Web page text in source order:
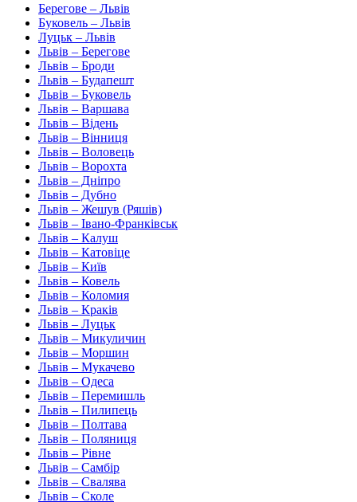
Берегове – Львів
Буковель – Львів
Луцьк – Львів
Львів – Берегове
Львів – Броди
Львів – Будапешт
Львів – Буковель
Львів – Варшава
Львів – Відень
Львів – Вінниця
Львів – Воловець
Львів – Ворохта
Львів – Дніпро
Львів – Дубно
Львів – Жешув (Ряшів)
Львів – Івано-Франківськ
Львів – Калуш
Львів – Катовіце
Львів – Київ
Львів – Ковель
Львів – Коломия
Львів – Краків
Львів – Луцьк
Львів – Микуличин
Львів – Моршин
Львів – Мукачево
Львів – Одеса
Львів – Перемишль
Львів – Пилипець
Львів – Полтава
Львів – Поляниця
Львів – Рівне
Львів – Самбір
Львів – Свалява
Львів – Сколе